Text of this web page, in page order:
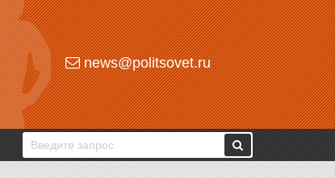
news@politsovet.ru